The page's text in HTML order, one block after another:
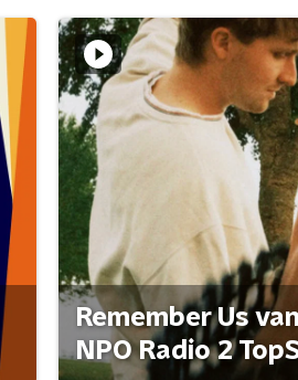
Remember Us
NPO Radio 2